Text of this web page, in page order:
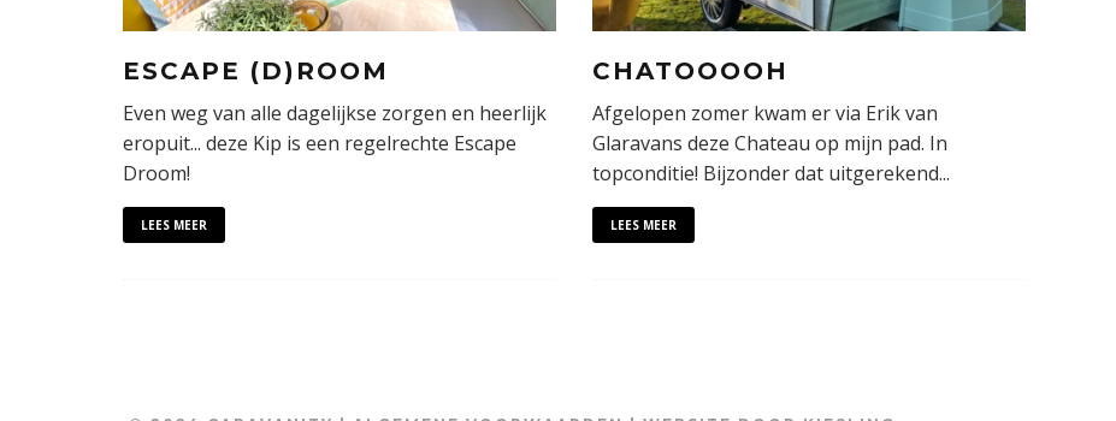
ESCAPE (D)ROOM
Even weg van alle dagelijkse zorgen en heerlijk
eropuit... deze Kip is een regelrechte Escape
Droom!
LEES MEER
CHATOOOOH
Afgelopen zomer kwam er via Erik van
Glaravans deze Chateau op mijn pad. In
topconditie! Bijzonder dat uitgerekend...
LEES MEER